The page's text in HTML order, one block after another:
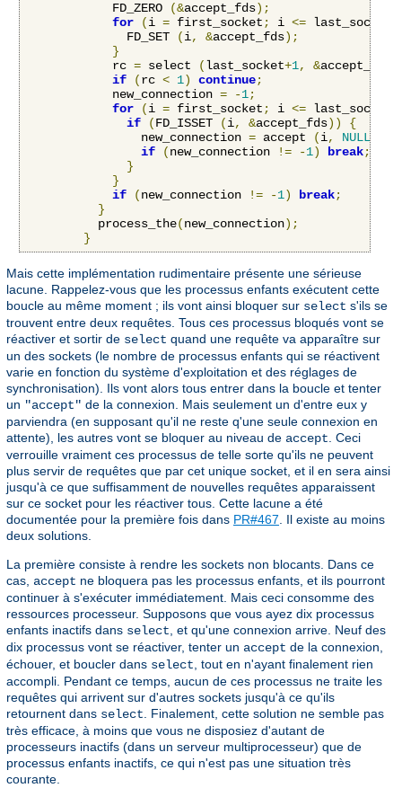
            FD_ZERO
(&accept_fds);
for
(i = first_socket; i <= last_socket
              FD_SET
(i, &accept_fds);
}
            rc
= select (last_socket+1, &accept_fds
if
(rc < 1) continue;
            new_connection
= -1;
for
(i = first_socket; i <= last_socket
if
(FD_ISSET (i, &accept_fds))
{
                new_connection
= accept (i, NULL
if
(new_connection != -1) break;
}
}
if
(new_connection != -1) break;
}
          process_the
(new_connection);
}
Mais cette implémentation rudimentaire présente une sérieuse
lacune. Rappelez-vous que les processus enfants exécutent cette
boucle au même moment ; ils vont ainsi bloquer sur select s'ils se
trouvent entre deux requêtes. Tous ces processus bloqués vont se
réactiver et sortir de select quand une requête va apparaître sur
un des sockets (le nombre de processus enfants qui se réactivent
varie en fonction du système d'exploitation et des réglages de
synchronisation). Ils vont alors tous entrer dans la boucle et tenter
un "accept" de la connexion. Mais seulement un d'entre eux y
parviendra (en supposant qu'il ne reste q'une seule connexion en
attente), les autres vont se bloquer au niveau de accept. Ceci
verrouille vraiment ces processus de telle sorte qu'ils ne peuvent
plus servir de requêtes que par cet unique socket, et il en sera ainsi
jusqu'à ce que suffisamment de nouvelles requêtes apparaissent
sur ce socket pour les réactiver tous. Cette lacune a été
documentée pour la première fois dans PR#467. Il existe au moins
deux solutions.
La première consiste à rendre les sockets non blocants. Dans ce
cas, accept ne bloquera pas les processus enfants, et ils pourront
continuer à s'exécuter immédiatement. Mais ceci consomme des
ressources processeur. Supposons que vous ayez dix processus
enfants inactifs dans select, et qu'une connexion arrive. Neuf des
dix processus vont se réactiver, tenter un accept de la connexion,
échouer, et boucler dans select, tout en n'ayant finalement rien
accompli. Pendant ce temps, aucun de ces processus ne traite les
requêtes qui arrivent sur d'autres sockets jusqu'à ce qu'ils
retournent dans select. Finalement, cette solution ne semble pas
très efficace, à moins que vous ne disposiez d'autant de
processeurs inactifs (dans un serveur multiprocesseur) que de
processus enfants inactifs, ce qui n'est pas une situation très
courante.